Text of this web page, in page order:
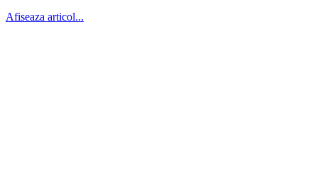
Afiseaza articol...